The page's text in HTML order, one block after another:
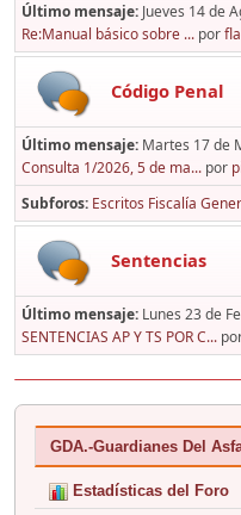
Último mensaje: Jueves 14 de
Re:Manual básico sobre ... por
Código Penal
Último mensaje: Martes 17 de
Consulta 1/2026, 5 de ma... por
Subforos Escritos Fiscalía
Sentencias
Último mensaje: Lunes 23 de
SENTENCIAS AP Y TS POR C...
GDA.-Guardianes Del
Estadísticas del Foro